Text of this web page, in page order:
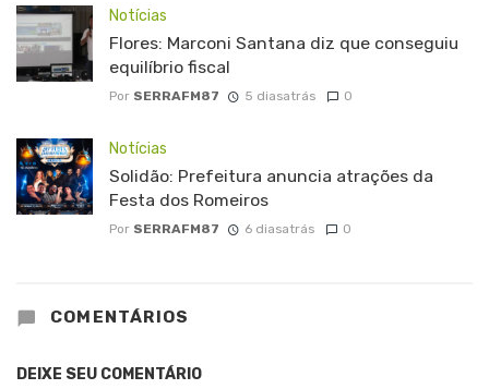
Notícias
Flores: Marconi Santana diz que conseguiu
equilíbrio fiscal
Por SERRAFM87 5 diasatrás 0
Notícias
Solidão: Prefeitura anuncia atrações da
Festa dos Romeiros
Por SERRAFM87 6 diasatrás 0
COMENTÁRIOS
DEIXE SEU COMENTÁRIO